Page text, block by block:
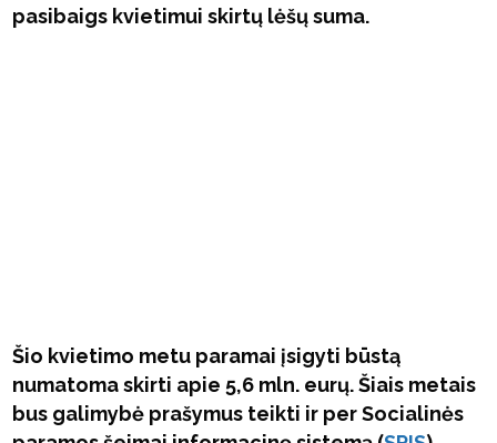
pasibaigs kvietimui skirtų lėšų suma.
Šio kvietimo metu paramai įsigyti būstą
numatoma skirti apie 5,6 mln. eurų. Šiais metais
bus galimybė prašymus teikti ir per Socialinės